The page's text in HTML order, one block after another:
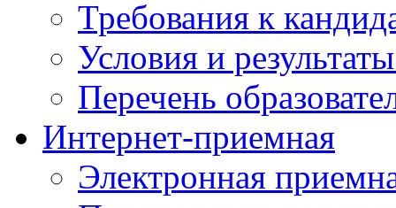
Требования к
Условия и
Перечень
Интернет-приемная
Электронная